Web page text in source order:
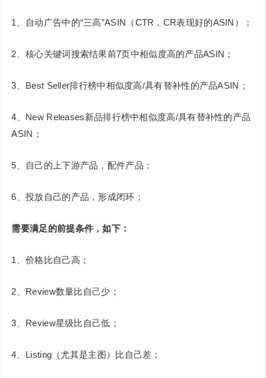
1、自动广告中的“三高”ASIN（CTR，CR表现好的ASIN）；
2、核心关键词搜索结果前7页中相似度高的产品ASIN；
3、Best Seller排行榜中相似度高/具有替补性的产品ASIN；
4、New Releases新品排行榜中相似度高/具有替补性的产品
ASIN；
5、自己的上下游产品，配件产品；
6、投放自己的产品，形成闭环；
需要满足的前提条件，如下：
1、价格比自己高；
2、Review数量比自己少；
3、Review星级比自己低；
4、Listing（尤其是主图）比自己差；